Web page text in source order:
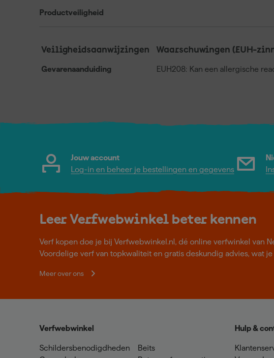
Productveiligheid
Veiligheidsaanwijzingen
Gevarenaanduiding
Waarschuwingen (EUH-
EUH208: Kan een allergische
Jouw account
Log-in en beheer je bestellingen en gegevens
Leer Verfwebwinkel beter kennen
Verf kopen doe je bij Verfwebwinkel.nl, dé online verfwinkel van
Voordelige verf van topkwaliteit en gratis deskundig advies, wat
Meer over ons
Verfwebwinkel
Schildersbenodigdheden
Beits
Hulp &